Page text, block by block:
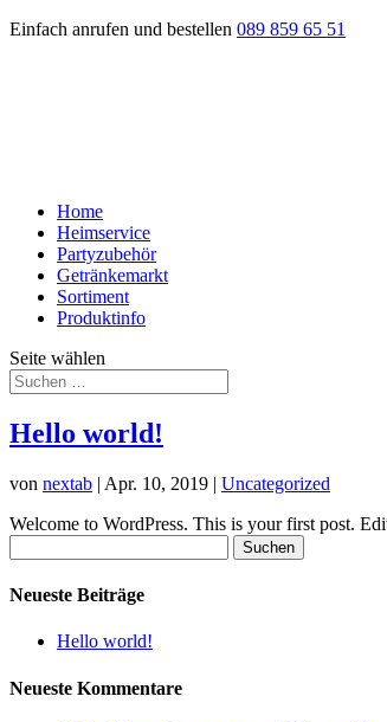
Einfach anrufen und bestellen 089 859 65 51
Home
Heimservice
Partyzubehör
Getränkemarkt
Sortiment
Produktinfo
Seite wählen
Hello world!
von nextab | Apr. 10, 2019 | Uncategorized
Welcome to WordPress. This is your first post.
nach:
Neueste Beiträge
Hello world!
Neueste Kommentare